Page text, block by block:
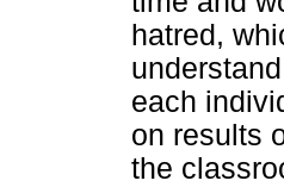
hatred,
each
on results
the